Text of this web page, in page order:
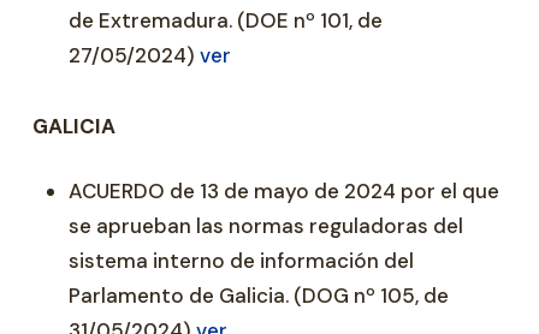
de Extremadura. (DOE nº 101, de
27/05/2024) ver
GALICIA
ACUERDO de 13 de mayo de 2024 por el que
se aprueban las normas reguladoras del
sistema interno de información del
Parlamento de Galicia. (DOG nº 105, de